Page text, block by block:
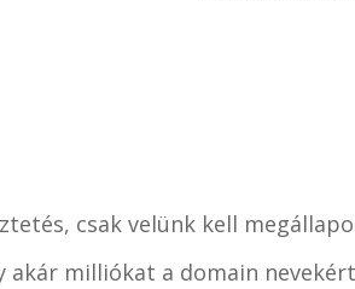
csak velünk kell
akár milliókat a domain